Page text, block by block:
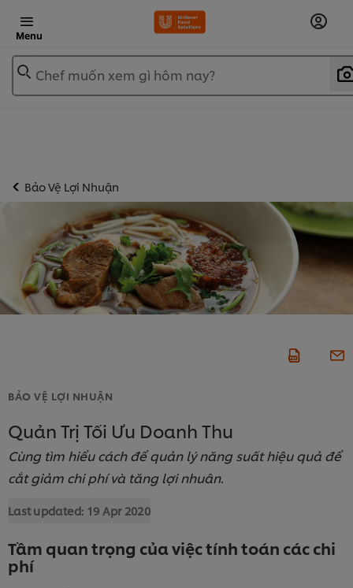
Menu
Chef muốn xem gì hôm nay?
Bảo Vệ Lợi Nhuận
BẢO VỆ LỢI NHUẬN
Quản Trị Tối Ưu Doanh Thu
Cùng tìm hiểu cách để quản lý năng suất hiệu quả để
cắt giảm chi phí và tăng lợi nhuân.
Last updated: 19 Apr 2020
Tầm quan trọng của việc tính toán các chi
phí